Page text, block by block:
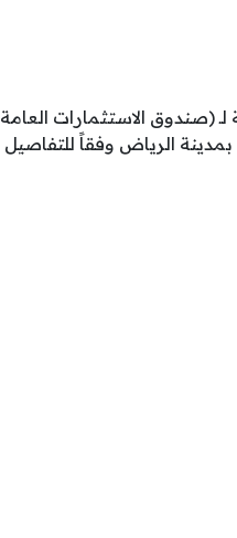
(صندوق الاستثمارات
الرياض وفقاً للتفاصيل